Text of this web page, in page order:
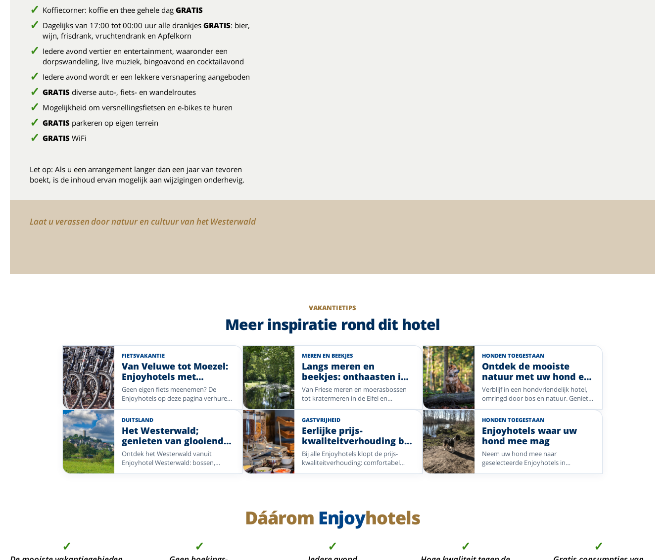
Koffiecorner: koffie en thee gehele dag GRATIS
Dagelijks van 17:00 tot 00:00 uur alle drankjes GRATIS: bier,
wijn, frisdrank, vruchtendrank en Apfelkorn
Iedere avond vertier en entertainment, waaronder een
dorpswandeling, live muziek, bingoavond en cocktailavond
Iedere avond wordt er een lekkere versnapering aangeboden
GRATIS diverse auto-, fiets- en wandelroutes
Mogelijkheid om versnellingsfietsen en e-bikes te huren
GRATIS parkeren op eigen terrein
GRATIS WiFi
Let op: Als u een arrangement langer dan een jaar van tevoren
boekt, is de inhoud ervan mogelijk aan wijzigingen onderhevig.
Laat u verassen door natuur en cultuur van het Westerwald
VAKANTIETIPS
Meer inspiratie rond dit hotel
FIETSVAKANTIE
Van Veluwe tot Moezel:
Enjoyhotels met
fietsverhuur
Geen eigen fiets meenemen? De
Enjoyhotels op deze pagina verhuren
E-bikes. De tarieven verschillen per
hotel. Kies een fietsregio in Nederland
of Duitsland, van kust en rivierdal tot
bos en heide.
MEREN EN BEEKJES
Langs meren en
beekjes: onthaasten in
waterrijke natuur
Van Friese meren en moerasbossen
tot kratermeren in de Eifel en
kabbelende riviertjes in de Ardennen:
vergelijk Enjoyhotels in waterrijke
natuur.
HONDEN TOEGESTAAN
Ontdek de mooiste
natuur met uw hond en
Enjoyhotels
Verblijf in een hondvriendelijk hotel,
omringd door bos en natuur. Geniet
samen van eindeloze wandelingen en
een zorgeloze vakantie met
Enjoyhotels in Nederland, Duitsland
en Frankrijk.
DUITSLAND
Het Westerwald;
genieten van glooiende
heuvels, idyllische
valleien en romantische
stadjes.
Ontdek het Westerwald vanuit
Enjoyhotel Westerwald: bossen,
glooiende heuvels, Montabaur op 6
wandelen en fietsen.
GASTVRIJHEID
Eerlijke prijs-
kwaliteitverhouding bij
Enjoyhotels
Bij alle Enjoyhotels klopt de prijs-
kwaliteitverhouding: comfortabel
verblijf, maaltijden, drankjes,
bestemming in één duidelijk pakket.
HONDEN TOEGESTAAN
Enjoyhotels waar uw
hond mee mag
Neem uw hond mee naar
geselecteerde Enjoyhotels in
Nederland, België en Duitsland.
natuur en bij historische steden met
Dáárom Enjoyhotels
✓ ✓ ✓ ✓ ✓